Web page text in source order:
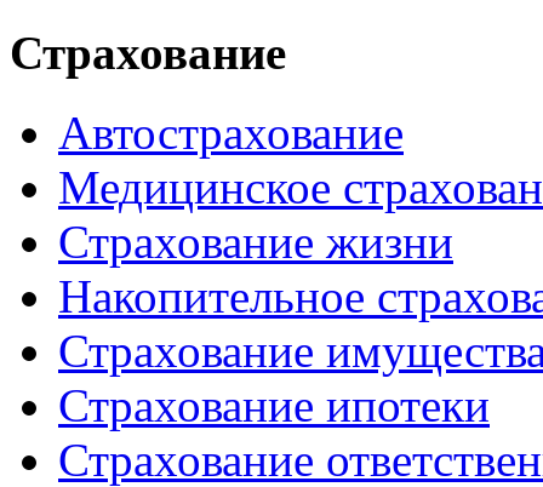
Страхование
Автострахование
Медицинское
Страхование жизни
Накопительное
Страхование
Страхование ипотеки
Страхование